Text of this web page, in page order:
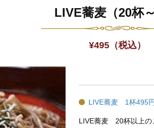
LIVE蕎麦（20杯
¥495 （税込）
LIVE蕎麦 1杯495
LIVE蕎麦 20杯以上の